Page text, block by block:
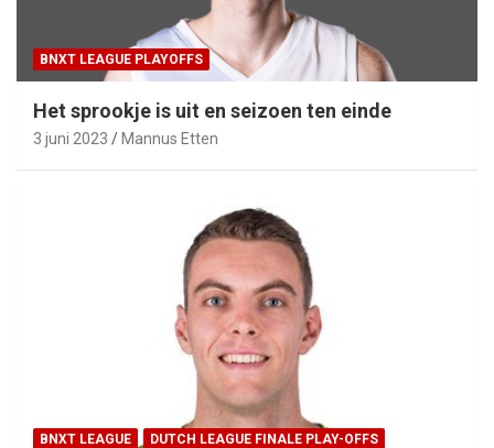
BNXT LEAGUE PLAYOFFS
Het sprookje is uit en seizoen ten einde
3 juni 2023 Mannus Etten
BNXT LEAGUE DUTCH LEAGUE FINALE PLAY-OFFS